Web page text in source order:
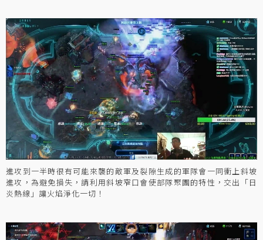
進攻到一半時很有可能來襲的敵軍及裂隙生成的軍隊會一同衝上斜坡
進攻，為避免損失，請利用斜坡窄口會使部隊聚團的特性，交出「日
炎熱線」讓火焰淨化一切！